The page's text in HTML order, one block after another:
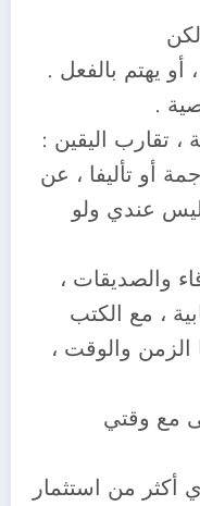
أو يهتم بالفعل .
.
، تقارب اليقين :
أو تأليفا ، عن
عندي ولو
والصديقات ،
، مع الكتب
والوقت ،
مع وقتي
أكثر من استثمار